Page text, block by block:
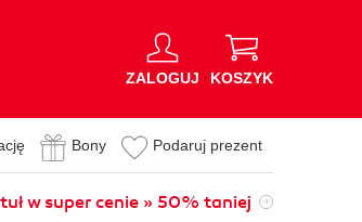
ZALOGUJ KOSZYK
Bony Podaruj prezent
w super cenie » 50% taniej